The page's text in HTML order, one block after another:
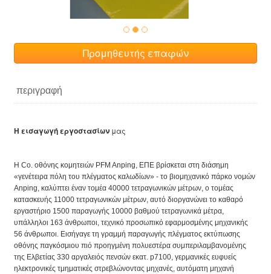
Προμηθευτής επαφών
περιγραφή
Η εισαγωγή εργοστασίων μας
Η Co. οθόνης κομητειών PFM Anping, ΕΠΕ βρίσκεται στη διάσημη
«γενέτειρα πόλη του πλέγματος καλωδίων» - το βιομηχανικό πάρκο νομών
Anping, καλύπτει έναν τομέα 40000 τετραγωνικών μέτρων, ο τομέας
κατασκευής 11000 τετραγωνικών μέτρων, αυτό διοργανώνει το καθαρό
εργαστήριο 1500 παραγωγής 10000 βαθμού τετραγωνικά μέτρα,
υπάλληλοι 163 άνθρωποι, τεχνικό προσωπικό εφαρμοσμένης μηχανικής
56 άνθρωποι. Εισήγαγε τη γραμμή παραγωγής πλέγματος εκτύπωσης
οθόνης παγκόσμιου πιό προηγμένη πολυεστέρα συμπεριλαμβανομένης
της Ελβετίας 330 αργαλειός πενσών εκατ. p7100, γερμανικές ευφυείς
ηλεκτρονικές τμηματικές στρεβλώνοντας μηχανές, αυτόματη μηχανή